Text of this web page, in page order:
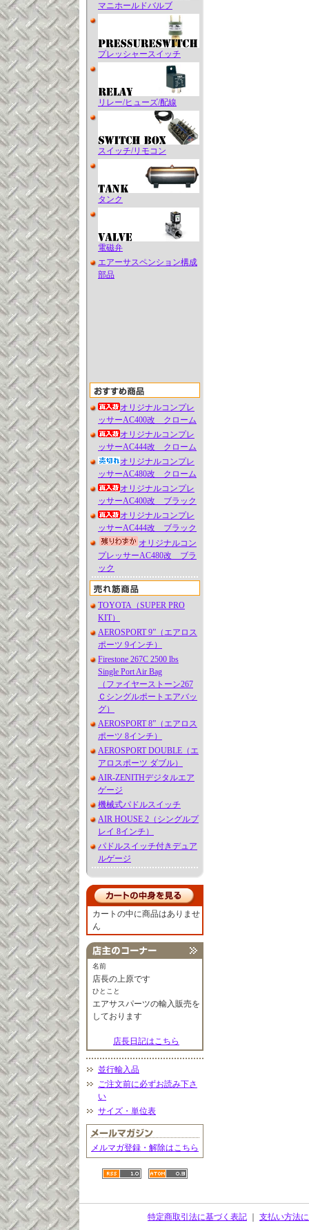
マニホールドバルブ
プレッシャースイッチ
リレー/ヒューズ/配線
スイッチ/リモコン
タンク
電磁弁
エアーサスペンション構成
部品
オリジナルコンプレ
ッサーAC400改 クローム
オリジナルコンプレ
ッサーAC444改 クローム
オリジナルコンプレ
ッサーAC480改 クローム
オリジナルコンプレ
ッサーAC400改 ブラック
オリジナルコンプレ
ッサーAC444改 ブラック
オリジナルコン
プレッサーAC480改 ブラ
ック
TOYOTA（SUPER PRO
KIT）
AEROSPORT 9”（エアロス
ポーツ 9インチ）
Firestone 267C 2500 lbs
Single Port Air Bag
（ファイヤーストーン267
Ｃシングルポートエアバッ
グ）
AEROSPORT 8”（エアロス
ポーツ 8インチ）
AEROSPORT DOUBLE（エ
アロスポーツ ダブル）
AIR-ZENITHデジタルエア
ゲージ
機械式パドルスイッチ
AIR HOUSE 2（シングルプ
レイ 8インチ）
パドルスイッチ付きデュア
ルゲージ
カートの中に商品はありませ
ん
名前
店長の上原です
ひとこと
エアサスパーツの輸入販売を
しております
店長日記はこちら
並行輸入品
ご注文前に必ずお読み下さ
い
サイズ・単位表
メルマガ登録・解除はこちら
特定商取引法に基づく表記 支払い方法